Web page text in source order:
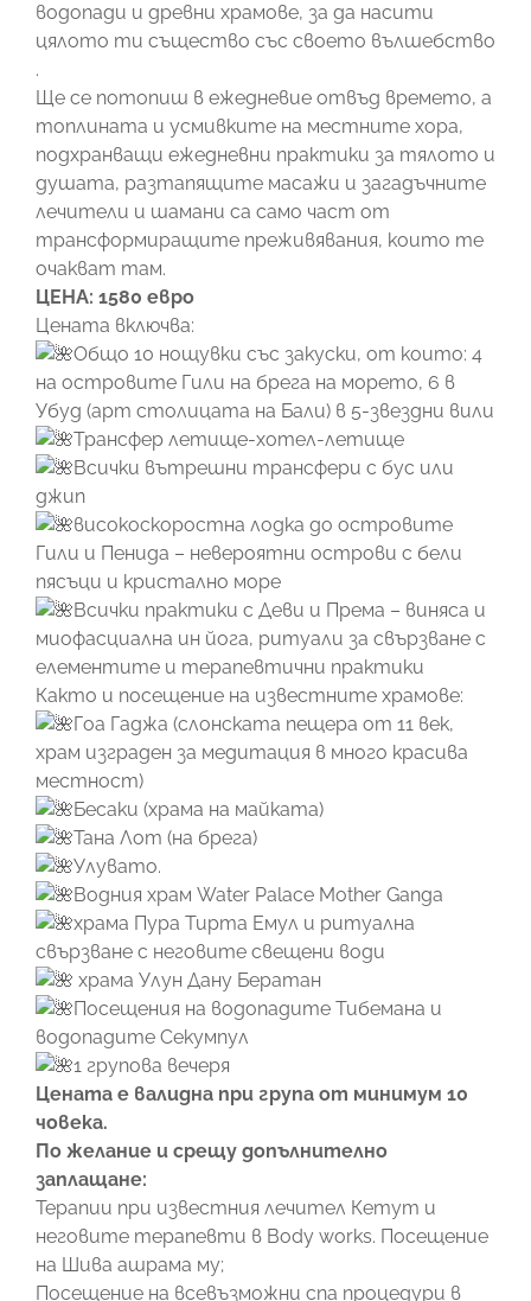
водопади и древни храмове, за да насити
цялото ти същество със своето вълшебство
.
Ще се потопиш в ежедневие отвъд времето, а
топлината и усмивките на местните хора,
подхранващи ежедневни практики за тялото и
душата, разтапящите масажи и загадъчните
лечители и шамани са само част от
трансформиращите преживявания, които те
очакват там.
ЦЕНА: 1580 евро
Цената включва:
Общо 10 нощувки със закуски, от които: 4
на островите Гили на брега на морето, 6 в
Убуд (арт столицата на Бали) в 5-звездни вили
Трансфер летище-хотел-летище
Всички вътрешни трансфери с бус или
джип
високоскоростна лодка до островите
Гили и Пенида – невероятни острови с бели
пясъци и кристално море
Всички практики с Деви и Према – виняса и
миофасциална ин йога, ритуали за свързване с
елементите и терапевтични практики
Както и посещение на известните храмове:
Гоа Гаджа (слонската пещера от 11 век,
храм изграден за медитация в много красива
местност)
Бесаки (храма на майката)
Тана Лот (на брега)
Улувато.
Водния храм Water Palace Mother Ganga
храма Пура Тирта Емул и ритуална
свързване с неговите свещени води
храма Улун Дану Бератан
Посещения на водопадите Тибемана и
водопадите Секумпул
1 групова вечеря
Цената е валидна при група от минимум 10
човека.
По желание и срещу допълнително
заплащане:
Терапии при известния лечител Кетут и
неговите терапевти в Body works. Посещение
на Шива ашрама му;
Посещение на всевъзможни спа процедури в